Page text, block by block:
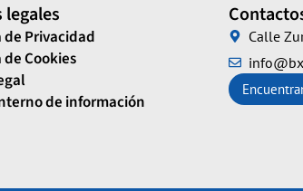
legales
Privacidad
Cookies
de información
Calle